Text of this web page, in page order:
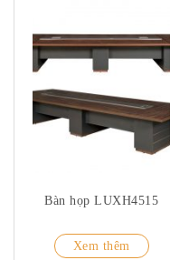
Bàn họp LUXH4515
Xem thêm